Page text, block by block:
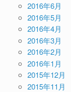
2016年6月
2016年5月
2016年4月
2016年3月
2016年2月
2016年1月
2015年12月
2015年11月